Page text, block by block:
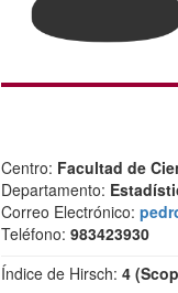
Centro: Facultad de
Departamento:
Correo Electrónico:
Teléfono:983423930
Índice de Hirsch:4